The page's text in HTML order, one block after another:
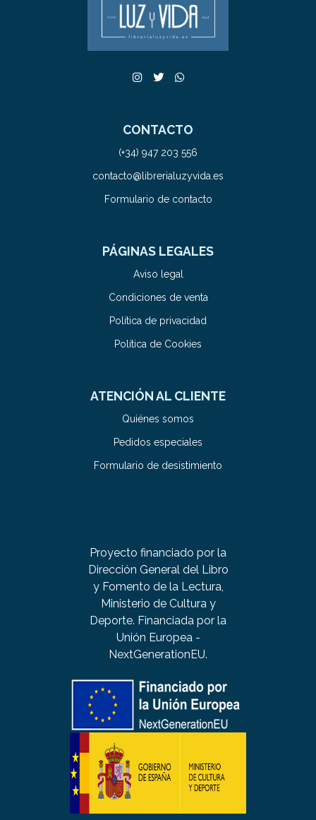
CONTACTO
(+34) 947 203 556
contacto@librerialuzyvida.es
Formulario de contacto
PÁGINAS LEGALES
Aviso legal
Condiciones de venta
Política de privacidad
Política de Cookies
ATENCIÓN AL CLIENTE
Quiénes somos
Pedidos especiales
Formulario de desistimiento
Proyecto financiado por la
Dirección General del Libro
y Fomento de la Lectura,
Ministerio de Cultura y
Deporte. Financiada por la
Unión Europea -
NextGenerationEU.